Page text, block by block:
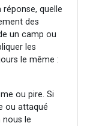
quelle
des
un camp ou
les
le même :
ou pire. Si
ou attaqué
nous le